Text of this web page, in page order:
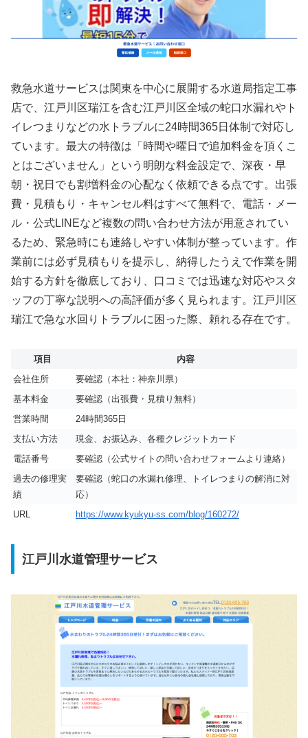
救急水道サービスは関東を中心に展開する水道局指定工事
店で、江戸川区瑞江を含む江戸川区全域の蛇口水漏れやト
イレつまりなどの水トラブルに24時間365日体制で対応し
ています。最大の特徴は「時間や曜日で追加料金を頂くこ
とはございません」という明朗な料金設定で、深夜・早
朝・祝日でも割増料金の心配なく依頼できる点です。出張
費・見積もり・キャンセル料はすべて無料で、電話・メー
ル・公式LINEなど複数の問い合わせ方法が用意されてい
るため、緊急時にも連絡しやすい体制が整っています。作
業前には必ず見積もりを提示し、納得したうえで作業を開
始する方針を徹底しており、口コミでは迅速な対応やスタ
ッフの丁寧な説明への高評価が多く見られます。江戸川区
瑞江で急な水回りトラブルに困った際、頼れる存在です。
項目
内容
会社住所
要確認（本社：神奈川県）
基本料金
要確認（出張費・見積り無料）
営業時間
24時間365日
支払い方法
現金、お振込み、各種クレジットカード
電話番号
要確認（公式サイトの問い合わせフォームより連絡）
過去の修理実
績
要確認（蛇口の水漏れ修理、トイレつまりの解消に対
応）
URL
https://www.kyukyu-ss.com/blog/160272/
江戸川水道管理サービス